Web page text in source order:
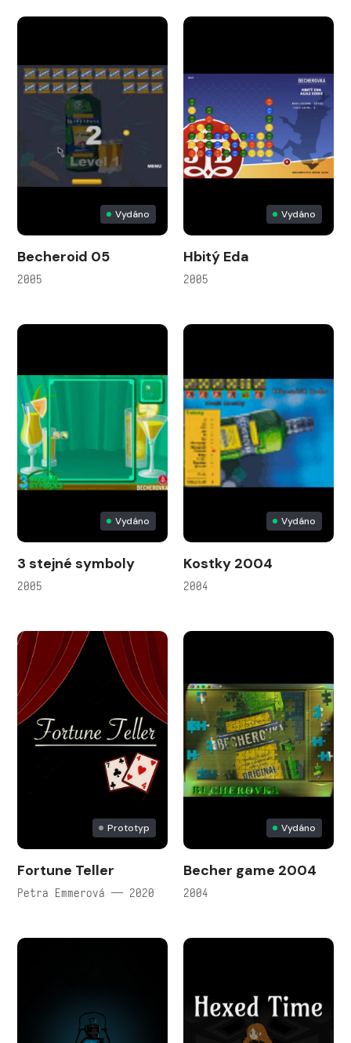
Vydáno
Becheroid 05
2005
Vydáno
Hbitý Eda
2005
Vydáno
3 stejné symboly
2005
Vydáno
Kostky 2004
2004
Prototyp
Fortune Teller
Petra Emmerová — 2020
Vydáno
Becher game 2004
2004